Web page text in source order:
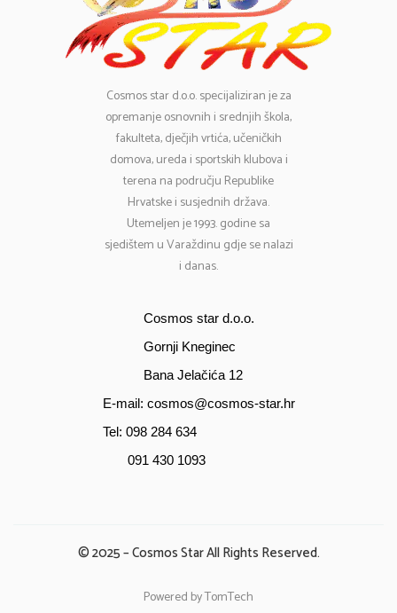
Cosmosstar d.o.o. specijaliziran je za
opremanje osnovnih i srednjih škola,
fakulteta, dječjih vrtića, učeničkih
domova, ureda i sportskih klubova i
terena na području Republike
Hrvatske i susjednih država.
Utemeljen je 1993. godine sa
sjedištem u Varaždinu gdje se nalazi
i danas.
Cosmos star d.o.o.
Gornji Kneginec
Bana Jelačića 12
E-mail: cosmos@cosmos-star.hr
Tel: 098 284 634
091 430 1093
© 2025 – Cosmos Star All Rights Reserved.
Powered by TomTech